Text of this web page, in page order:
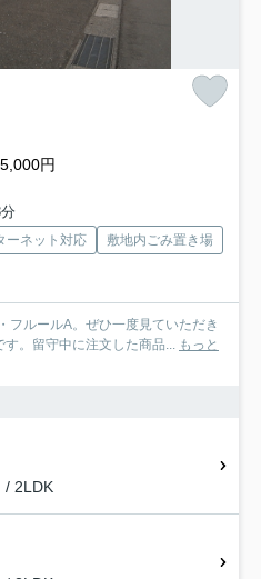
円
ーネット対応
敷地内ごみ置き場
フルールA。ぜひ一度見ていただき
。留守中に注文した商品... もっと
/ 2LDK